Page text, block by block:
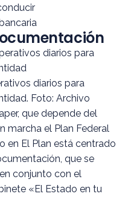
diarios para
Foto: Archivo
que depende del
marcha el Plan Federal
en El Plan está centrado
que se
conjunto con el
«El Estado en tu